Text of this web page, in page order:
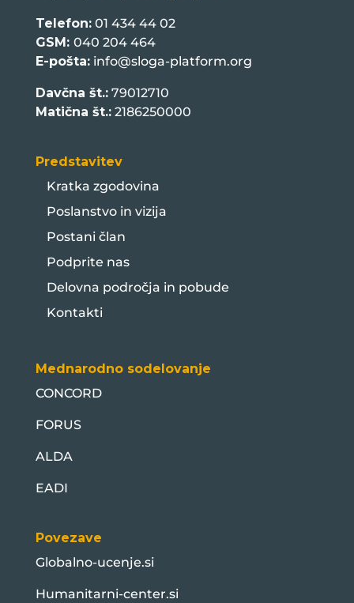
Telefon:01 434 44 02
GSM: 040 204 464
E-pošta: info@sloga-platform.org
Davčna št.:79012710
Matična št.:2186250000
Predstavitev
Kratka zgodovina
Poslanstvo in vizija
Postani član
Podprite nas
Delovna področja in pobude
Kontakti
Mednarodno sodelovanje
CONCORD
FORUS
ALDA
EADI
Povezave
Globalno-ucenje.si
Humanitarni-center.si